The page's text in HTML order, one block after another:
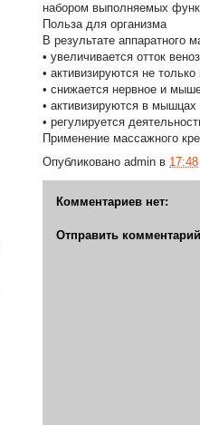
набором выполняемых
Польза для организма
В результате аппаратного
• увеличивается отток
• активизируются не
• снижается нервное и
• активизируются в
• регулируется
Применение массажного
Опубликовано admin в 17:48
Комментариев нет:
Отправить комментарий